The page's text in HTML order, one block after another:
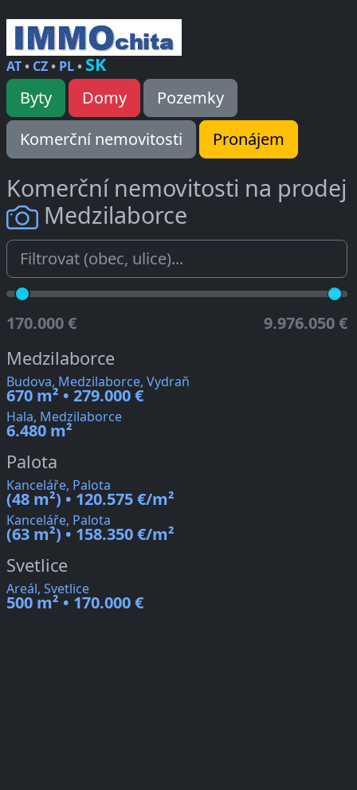
AT• CZ• PL• SK
Byty Domy
Pozemky
Komerční nemovitosti
Pronájem
Komerční nemovitosti na prodej
Medzilaborce
170.000 € 9.976.050 €
Medzilaborce
Budova, Medzilaborce, Vydraň
670 m² • 279.000 €
Hala, Medzilaborce
6.480 m²
Palota
Kanceláře, Palota
(48 m²) • 120.575 €/m²
Kanceláře, Palota
(63 m²) • 158.350 €/m²
Svetlice
Areál, Svetlice
500 m² • 170.000 €